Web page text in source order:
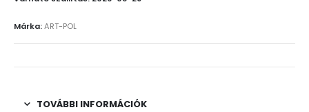
Márka:ART-POL
TOVÁBBI INFORMÁCIÓK